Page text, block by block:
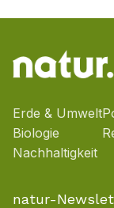
Erde & Umwelt
Biologie
Nachhaltigkeit
natur-